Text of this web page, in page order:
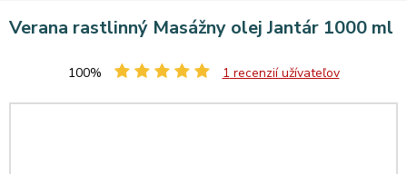
Verana rastlinný Masážny olej Jantár 1000 ml
100% 1 recenzií užívateľov